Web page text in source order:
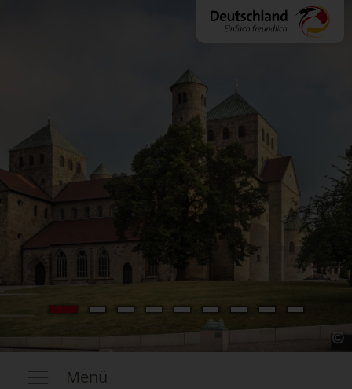
Menü